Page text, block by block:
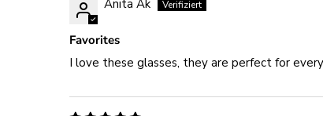
Anita Ak
Favorites
I love these glasses, they are perfect for